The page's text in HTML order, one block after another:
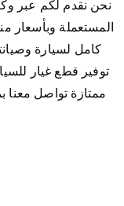
نحن نقدم لكم عبر
المستعملة وبأسعار
كامل لسيارة
توفير قطع غيار
ممتازة تواصل معنا